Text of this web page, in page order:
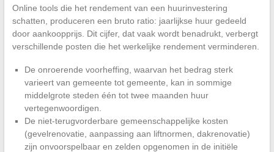
Online tools die het rendement van een huurinvestering
schatten, produceren een bruto ratio: jaarlijkse huur gedeeld
door aankoopprijs. Dit cijfer, dat vaak wordt benadrukt, verbergt
verschillende posten die het werkelijke rendement verminderen.
De onroerende voorheffing, waarvan het bedrag sterk
varieert van gemeente tot gemeente, kan in sommige
middelgrote steden één tot twee maanden huur
vertegenwoordigen.
De niet-terugvorderbare gemeenschappelijke kosten
(gevelrenovatie, aanpassing aan liftnormen, dakrenovatie)
zijn onvoorspelbaar en zelden opgenomen in de initiële